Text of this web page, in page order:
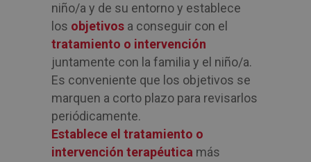
niño/a y de su entorno y establece
los objetivos a conseguir con el
tratamiento o intervención
juntamente con la familia y el niño/a.
Es conveniente que los objetivos se
marquen a corto plazo para revisarlos
periódicamente.
Establece el tratamiento o
intervención terapéutica más